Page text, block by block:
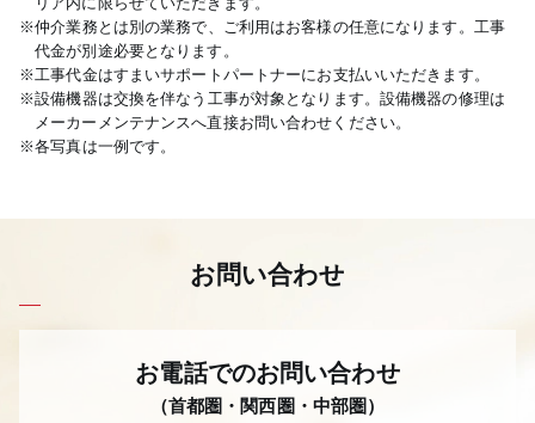
※仲介業務とは別の業務で、ご利用はお客様の任意になります。工事
代金が別途必要となります。
※工事代金はすまいサポートパートナーにお支払いいただきます。
※設備機器は交換を伴なう工事が対象となります。設備機器の修理は
メーカーメンテナンスへ直接お問い合わせください。
※各写真は一例です。
お問い合わせ
お電話でのお問い合わせ
（首都圏・関西圏・中部圏）